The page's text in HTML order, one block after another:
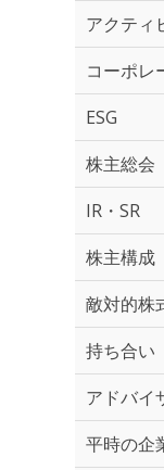
アクティ
コーポレ
ESG
株主総会
IR・SR
株主構成
敵対的株
持ち合い
アドバイ
平時の企